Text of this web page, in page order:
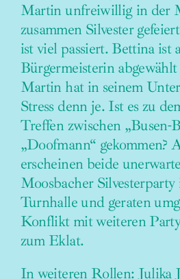
Martin unfreiwillig in der
zusammen Silvester
ist viel passiert. Bettina ist
Bürgermeisterin
Martin hat in seinem
Stress denn je. Ist es zu
Treffen zwischen „Busen-
„Doofmann“ gekommen?
erscheinen beide
Moosbacher
Turnhalle und geraten
Konflikt mit weiteren
zum Eklat.
In weiteren Rollen: Julika